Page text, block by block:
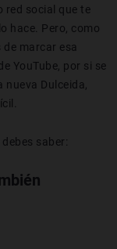
red social que te
hace. Pero, como
marcar esa
YouTube, por si se
Dulceida,
saber: